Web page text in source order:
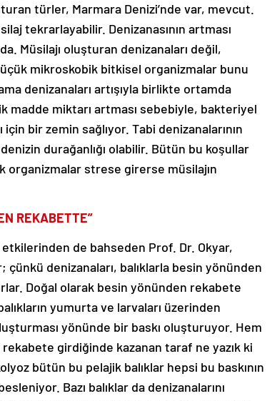
türler, Marmara Denizi’nde var, mevcut.
tekrarlayabilir. Denizanasının artması
Müsilajı oluşturan denizanaları değil,
mikroskobik bitkisel organizmalar bunu
denizanaları artışıyla birlikte ortamda
madde miktarı artması sebebiyle, bakteriyel
bir zemin sağlıyor. Tabi denizanalarının
denizin durağanlığı olabilir. Bütün bu koşullar
organizmalar strese girerse müsilajın
REKABETTE”
etkilerinden de bahseden Prof. Dr. Okyar,
çünkü denizanaları, balıklarla besin yönünden
Doğal olarak besin yönünden rekabete
yumurta ve larvaları üzerinden
yönünde bir baskı oluşturuyor. Hem
girdiğinde kazanan taraf ne yazık ki
bütün bu pelajik balıklar hepsi bu baskının
Bazı balıklar da denizanalarını